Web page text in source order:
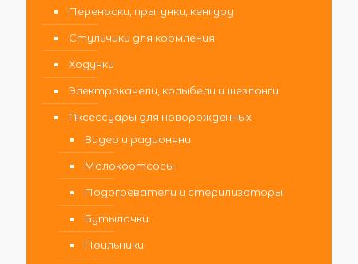
Переноски, прыгунки, кенгуру
Стульчики для кормления
Ходунки
Электрокачели, колыбели и шезлонги
Аксессуары для новорожденных
Видео и радионяни
Молокоотсосы
Подогреватели и стерилизаторы
Бутылочки
Поильники